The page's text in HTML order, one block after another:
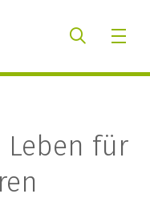
Leben für